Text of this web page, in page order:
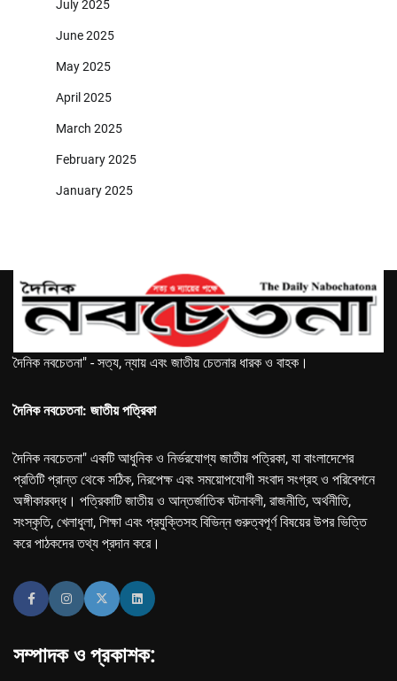
July 2025
June 2025
May 2025
April 2025
March 2025
February 2025
January 2025
দৈনিক নবচেতনা" - সত্য, ন্যায় এবং জাতীয় চেতনার ধারক ও বাহক।
দৈনিক নবচেতনা: জাতীয় পত্রিকা
দৈনিক নবচেতনা" একটি আধুনিক ও নির্ভরযোগ্য জাতীয় পত্রিকা, যা বাংলাদেশের
প্রতিটি প্রান্ত থেকে সঠিক, নিরপেক্ষ এবং সময়োপযোগী সংবাদ সংগ্রহ ও পরিবেশনে
অঙ্গীকারবদ্ধ। পত্রিকাটি জাতীয় ও আন্তর্জাতিক ঘটনাবলী, রাজনীতি, অর্থনীতি,
সংস্কৃতি, খেলাধুলা, শিক্ষা এবং প্রযুক্তিসহ বিভিন্ন গুরুত্বপূর্ণ বিষয়ের উপর ভিত্তি
করে পাঠকদের তথ্য প্রদান করে।
সম্পাদক ও প্রকাশক: